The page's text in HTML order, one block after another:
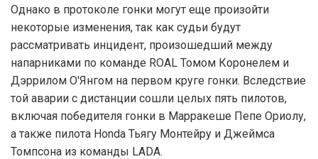
Однако в протоколе гонки могут еще произойти
некоторые изменения, так как судьи будут
рассматривать инцидент, произошедший между
напарниками по команде ROAL Томом Коронелем и
Дэррилом О'Янгом на первом круге гонки. Вследствие
той аварии с дистанции сошли целых пять пилотов,
включая победителя гонки в Марракеше Пепе Ориолу,
а также пилота Honda Тьягу Монтейру и Джеймса
Томпсона из команды LADA.